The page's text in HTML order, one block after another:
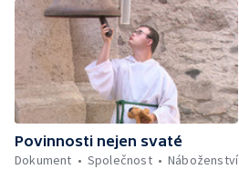
Povinnosti nejen svaté
Dokument
Společnost Náboženství